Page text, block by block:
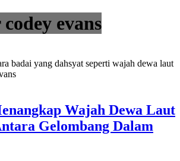
evans
badai yang dahsyat seperti wajah dewa laut
Wajah Dewa Laut
Gelombang Dalam